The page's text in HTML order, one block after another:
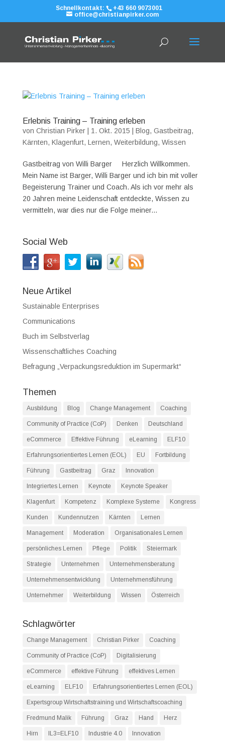
Schnellkontakt:
+43 660 9073001
office@christianpirker.com
Erlebnis Training – Training erleben
von Christian Pirker| 1. Okt. 2015 Blog, Gastbeitrag,
Kärnten, Klagenfurt, Lernen, Weiterbildung, Wissen
Gastbeitrag von Willi Barger Herzlich Willkommen.
Mein Name ist Barger, Willi Barger und ich bin mit voller
Begeisterung Trainer und Coach. Als ich vor mehr als
20 Jahren meine Leidenschaft entdeckte, Wissen zu
vermitteln, war dies nur die Folge meiner...
Social Web
Neue Artikel
Sustainable Enterprises
Communications
Buch im Selbstverlag
Wissenschaftliches Coaching
Befragung „Verpackungsreduktion im Supermarkt“
Themen
Ausbildung Blog Change Management Coaching
Community of Practice (CoP) Denken Deutschland
eCommerce Effektive Führung eLearning ELF10
Erfahrungsorientiertes Lernen (EOL) EU Fortbildung
Führung Gastbeitrag Graz Innovation
Integriertes Lernen Keynote Keynote Speaker
Klagenfurt Kompetenz Komplexe Systeme Kongress
Kunden Kundennutzen Kärnten Lernen
Management Moderation Organisationales Lernen
persönliches Lernen Pflege Politik Steiermark
Strategie Unternehmen Unternehmensberatung
Unternehmensentwicklung Unternehmensführung
Unternehmer Weiterbildung Wissen Österreich
Schlagwörter
Change Management Christian Pirker Coaching
Community of Practice (CoP) Digitalisierung
eCommerce effektive Führung effektives Lernen
eLearning ELF10 Erfahrungsorientiertes Lernen (EOL)
Expertsgroup Wirtschaftstraining und Wirtschaftscoaching
Fredmund Malik Führung Graz Hand Herz
Hirn IL3=ELF10 Industrie 4.0 Innovation